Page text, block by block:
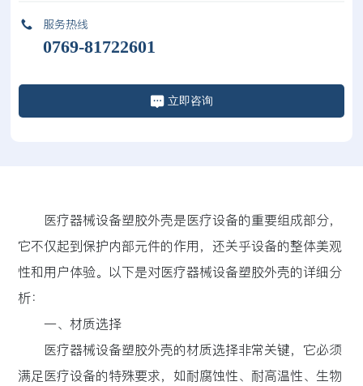
服务热线
0769-81722601
立即咨询
医疗器械设备塑胶外壳是医疗设备的重要组成部分，
它不仅起到保护内部元件的作用，还关乎设备的整体美观
性和用户体验。以下是对医疗器械设备塑胶外壳的详细分
析：
一、材质选择
医疗器械设备塑胶外壳的材质选择非常关键，它必须
满足医疗设备的特殊要求，如耐腐蚀性、耐高温性、生物